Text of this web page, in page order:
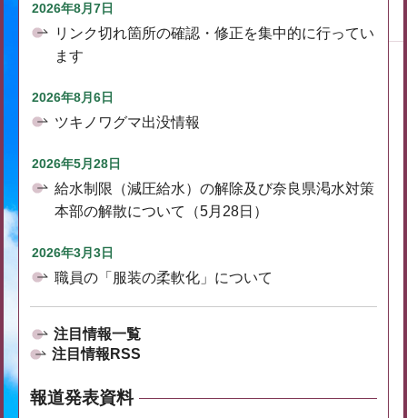
2026年8月7日
リンク切れ箇所の確認・修正を集中的に行ってい
ます
2026年8月6日
ツキノワグマ出没情報
2026年5月28日
給水制限（減圧給水）の解除及び奈良県渇水対策
本部の解散について（5月28日）
2026年3月3日
職員の「服装の柔軟化」について
注目情報一覧
注目情報RSS
報道発表資料